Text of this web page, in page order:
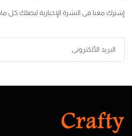
إشترك معنا فى النشرة الإخبارية ليصلك كل